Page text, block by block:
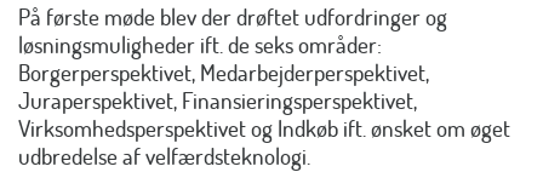
På første møde blev der drøftet udfordringer og
løsningsmuligheder ift. de seks områder:
Borgerperspektivet, Medarbejderperspektivet,
Juraperspektivet, Finansieringsperspektivet,
Virksomhedsperspektivet og Indkøb ift. ønsket om øget
udbredelse af velfærdsteknologi.